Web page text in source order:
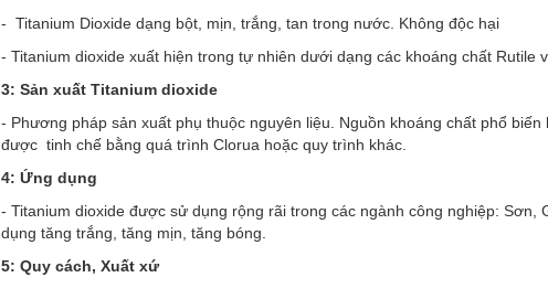
- Titanium Dioxide dạng bột, mịn, trắng, tan trong nước. Không độc hại
- Titanium dioxide xuất hiện trong tự nhiên dưới dạng các khoáng chất Rutile
3: Sản xuất Titanium dioxide
- Phương pháp sản xuất phụ thuộc nguyên liệu. Nguồn khoáng chất phổ
được tinh chế bằng quá trình Clorua hoặc quy trình khác.
4: Ứng dụng
- Titanium dioxide được sử dụng rộng rãi trong các ngành công nghiệp: Sơn,
dụng tăng trắng, tăng mịn, tăng bóng.
5: Quy cách, Xuất xứ